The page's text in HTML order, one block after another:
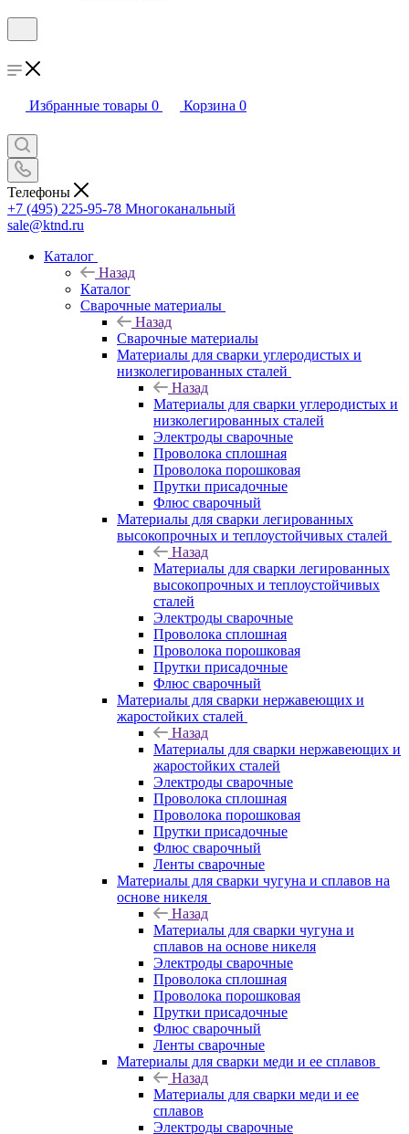
Избранные товары 0 Корзина 0
Телефоны
+7 (495) 225-95-78 Многоканальный
sale@ktnd.ru
Каталог
Назад
Каталог
Сварочные материалы
Назад
Сварочные материалы
Материалы для сварки углеродистых и
низколегированных сталей
Назад
Материалы для сварки углеродистых и
низколегированных сталей
Электроды сварочные
Проволока сплошная
Проволока порошковая
Прутки присадочные
Флюс сварочный
Материалы для сварки легированных
высокопрочных и теплоустойчивых сталей
Назад
Материалы для сварки легированных
высокопрочных и теплоустойчивых
сталей
Электроды сварочные
Проволока сплошная
Проволока порошковая
Прутки присадочные
Флюс сварочный
Материалы для сварки нержавеющих и
жаростойких сталей
Назад
Материалы для сварки нержавеющих и
жаростойких сталей
Электроды сварочные
Проволока сплошная
Проволока порошковая
Прутки присадочные
Флюс сварочный
Ленты сварочные
Материалы для сварки чугуна и сплавов на
основе никеля
Назад
Материалы для сварки чугуна и
сплавов на основе никеля
Электроды сварочные
Проволока сплошная
Проволока порошковая
Прутки присадочные
Флюс сварочный
Ленты сварочные
Материалы для сварки меди и ее сплавов
Назад
Материалы для сварки меди и ее
сплавов
Электроды сварочные